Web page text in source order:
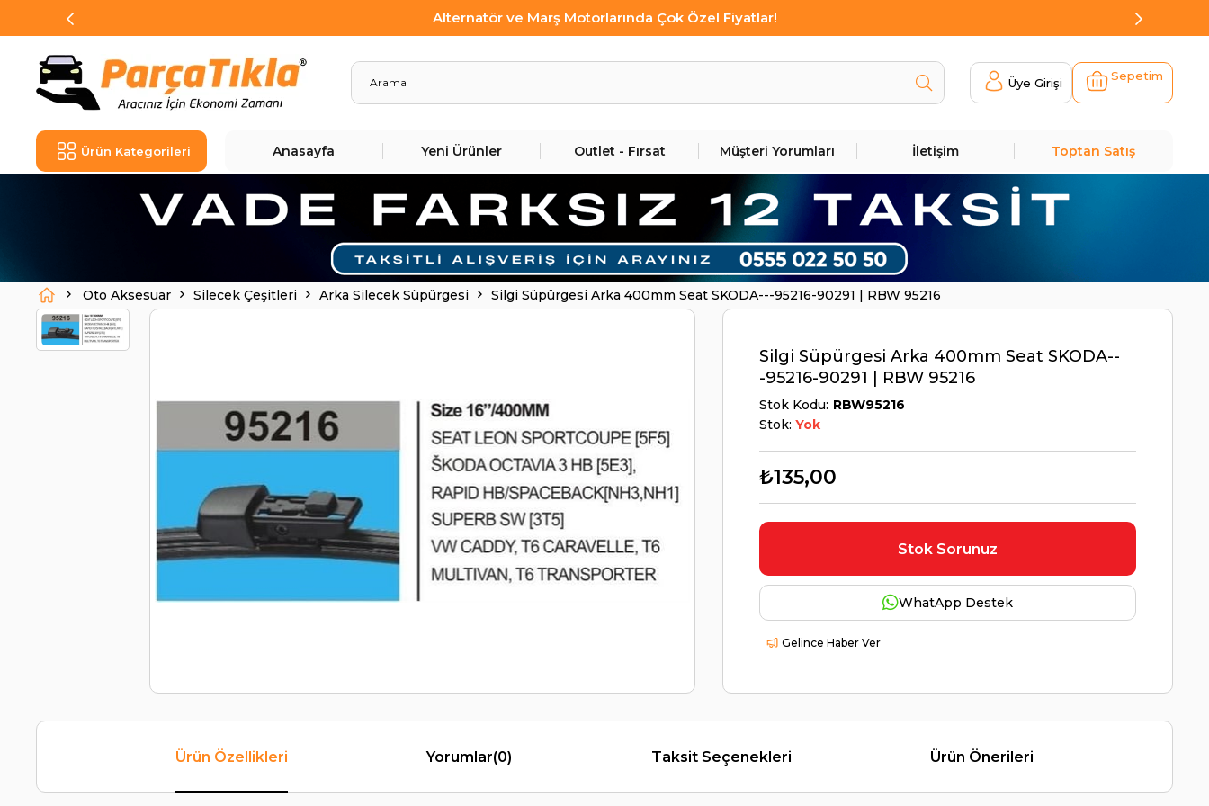
Alternatör ve Marş Motorlarında Çok Özel Fiyatlar!
Üye Girişi Sepetim
Ürün Kategorileri Anasayfa Yeni Ürünler Outlet - Fırsat Müşteri Yorumları İletişim Toptan Satış
Oto Aksesuar Silecek Çeşitleri Arka Silecek Süpürgesi Silgi Süpürgesi Arka 400mm Seat SKODA---95216-90291 | RBW 95216
Silgi Süpürgesi Arka 400mm Seat SKODA--
-95216-90291 | RBW 95216
Stok Kodu RBW95216
Stok: Yok
₺135,00
Stok Sorunuz
WhatApp Destek
Gelince Haber Ver
Ürün Özellikleri Yorumlar(0) Taksit Seçenekleri Ürün Önerileri